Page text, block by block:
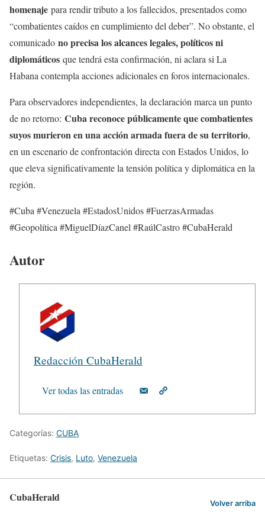
homenaje para rendir tributo a los fallecidos, presentados como
“combatientes caídos en cumplimiento del deber”. No obstante, el
comunicado no precisa los alcances legales, políticos ni
diplomáticos que tendrá esta confirmación, ni aclara si La
Habana contempla acciones adicionales en foros internacionales.
Para observadores independientes, la declaración marca un punto
de no retorno: Cuba reconoce públicamente que combatientes
suyos murieron en una acción armada fuera de su territorio,
en un escenario de confrontación directa con Estados Unidos, lo
que eleva significativamente la tensión política y diplomática en la
región.
#Cuba #Venezuela #EstadosUnidos #FuerzasArmadas
#Geopolítica #MiguelDíazCanel #RaúlCastro #CubaHerald
Autor
Redacción CubaHerald
Ver todas las entradas
Categorías: CUBA
Etiquetas: Crisis, Luto, Venezuela
CubaHerald Volver arriba